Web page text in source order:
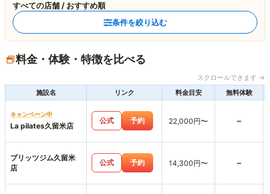
すべての店舗 / おすすめ順
条件を絞り込む
料金・体験・特徴を比べる
スクロールできます →
施設名
リンク 料金目安 無料体験
キャンペーン中
La pilates久留米店
公式 予約 22,000円〜 -
プリッツジム久留米
店
公式 予約 14,300円〜 -